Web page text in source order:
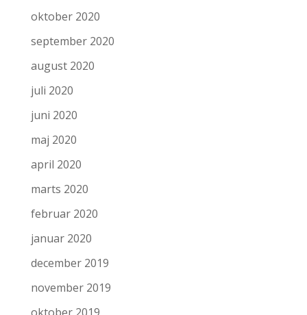
oktober 2020
september 2020
august 2020
juli 2020
juni 2020
maj 2020
april 2020
marts 2020
februar 2020
januar 2020
december 2019
november 2019
oktober 2019